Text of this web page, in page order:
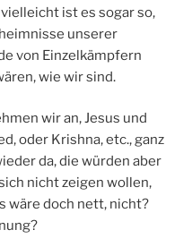
ist es sogar so,
unserer
von Einzelkämpfern
wie wir sind.
wir an, Jesus und
oder Krishna, etc., ganz
da, die würden aber
nicht zeigen wollen,
wäre doch nett, nicht?